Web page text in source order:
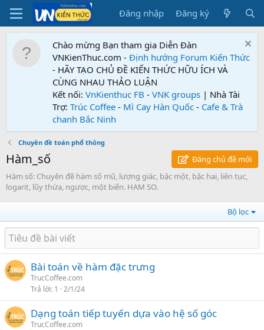
Đăng nhập Đăng ký
Chào mừng Bạn tham gia Diễn Đàn
VNKienThuc.com - Định hướng Forum Kiến Thức
- HÃY TẠO CHỦ ĐỀ KIẾN THỨC HỮU ÍCH VÀ
CÙNG NHAU THẢO LUẬN
Kết nối: VnKienthuc FB - VNK groups | Nhà Tài
Trợ: Trúc Coffee - Mì Cay Hàn Quốc - Cafe & Trà
chanh Bắc Ninh
Chuyên đề toán phổ thông
Hàm_số
Đăng chủ đề mới
Hàm số: Chuyên đề hàm số mũ, lượng giác, bậc một, bậc hai, liên tục,
logarit, lũy thừa, ngược, một biến. HAM SO.
Bộ lọc
Bài toán về hàm đặc trưng
TrucCoffee.com
Trả lời 1 2/1/24
Dạng toán tiếp tuyến dựa vào hệ số góc
TrucCoffee.com